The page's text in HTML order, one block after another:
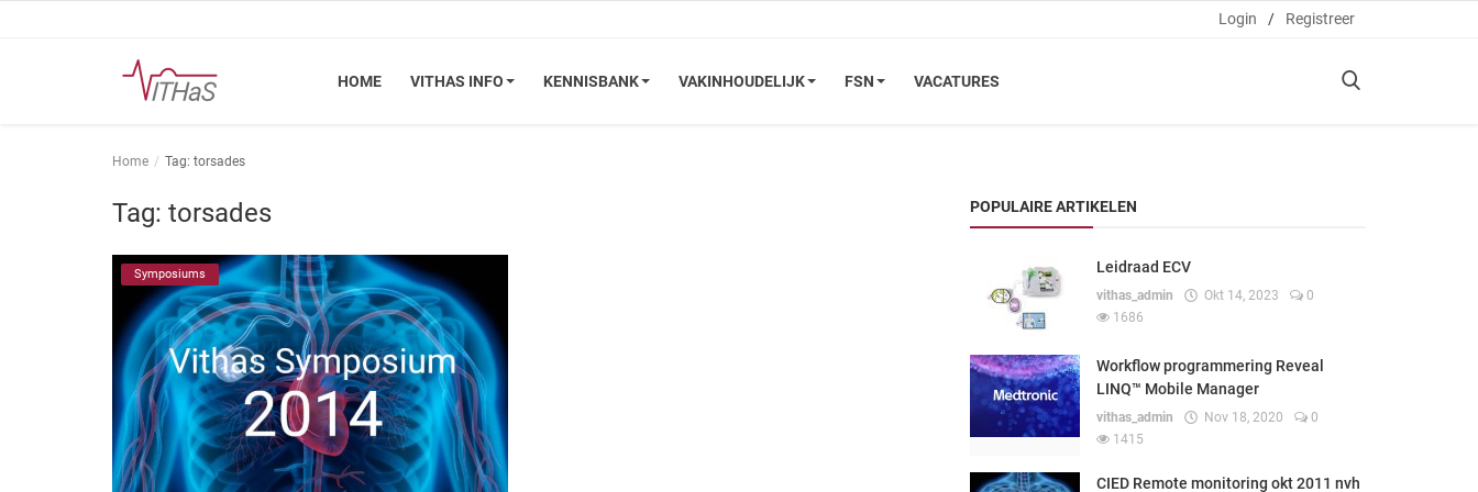
Login / Registreer
HOME VITHAS INFO KENNISBANK VAKINHOUDELIJK FSN VACATURES
Home Tag: torsades
Tag: torsades
Symposiums
POPULAIRE ARTIKELEN
Leidraad ECV
vithas_admin Okt 14, 2023
0
1686
Workflow programmering Reveal
LINQ™ Mobile Manager
vithas_admin Nov 18, 2020
0
1415
CIED Remote monitoring okt 2011 nvh